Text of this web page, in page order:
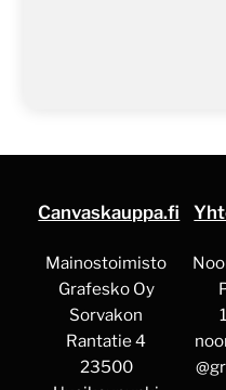
Canvaskauppa.fi
Mainostoimisto
Grafesko Oy
Sorvakon
Rantatie 4
23500